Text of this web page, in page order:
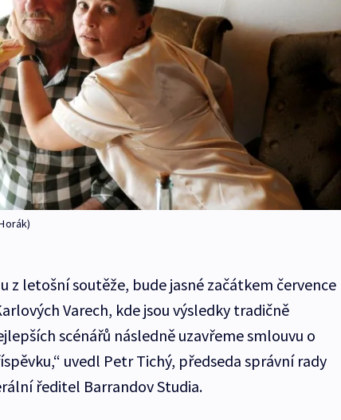
z letošní soutěže, bude jasné začátkem července
Varech, kde jsou výsledky tradičně
scénářů následně uzavřeme smlouvu o
uvedl Petr Tichý, předseda správní rady
ředitel Barrandov Studia.